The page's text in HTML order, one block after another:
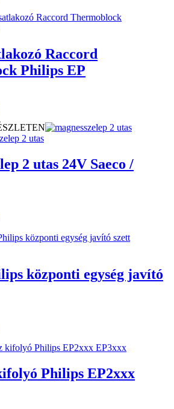
Raccord
Philips EP
2 utas 24V Saeco /
központi egység javító
Philips EP2xxx